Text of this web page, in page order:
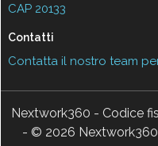
CAP 20133
Contatti
Contatta il nostro team
Nextwork360 - Codice
- © 2026